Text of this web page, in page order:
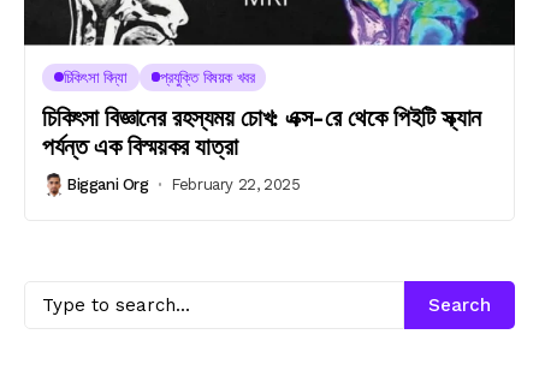
চিকিৎসা বিদ্যা প্রযুক্তি বিষয়ক খবর
চিকিৎসা বিজ্ঞানের রহস্যময় চোখ: এক্স-রে থেকে পিইটি স্ক্যান
পর্যন্ত এক বিস্ময়কর যাত্রা
Biggani Org February 22, 2025
Search